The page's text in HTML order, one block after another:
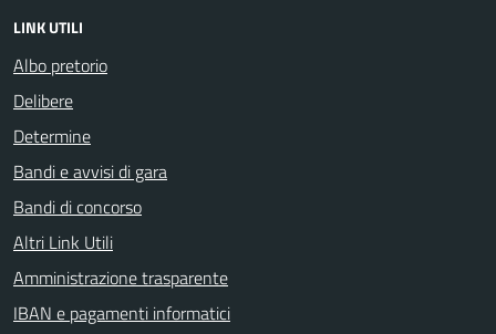
LINK UTILI
Albo pretorio
Delibere
Determine
Bandi e avvisi di gara
Bandi di concorso
Altri Link Utili
Amministrazione trasparente
IBAN e pagamenti informatici